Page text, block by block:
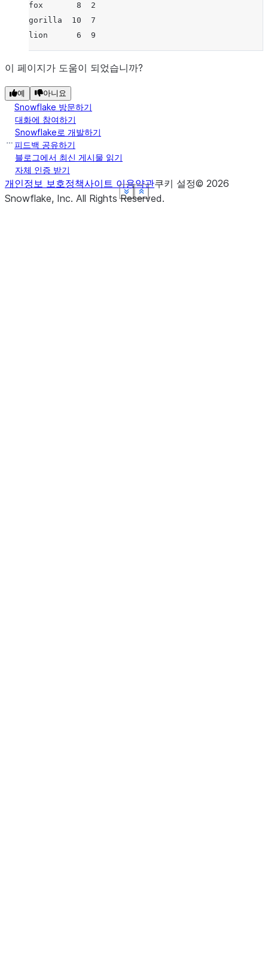
Show less
See more
Show less
See more
Show less
See more
Show less
See more
fox       8  2
gorilla  10  7
lion      6  9
Show less
See more
이 페이지가 도움이 되었습니까?
예 아니요
Snowflake 방문하기
대화에 참여하기
Snowflake로 개발하기
피드백 공유하기
블로그에서 최신 게시물 읽기
자체 인증 받기
개인정보 보호정책사이트 이용약관쿠키 설정© 2026
Snowflake, Inc. All Rights Reserved.